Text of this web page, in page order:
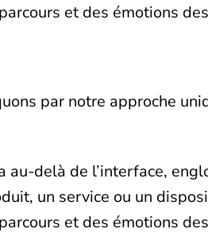
et des émotions
par notre approche
au-delà de l’interface,
un service ou un
et des émotions